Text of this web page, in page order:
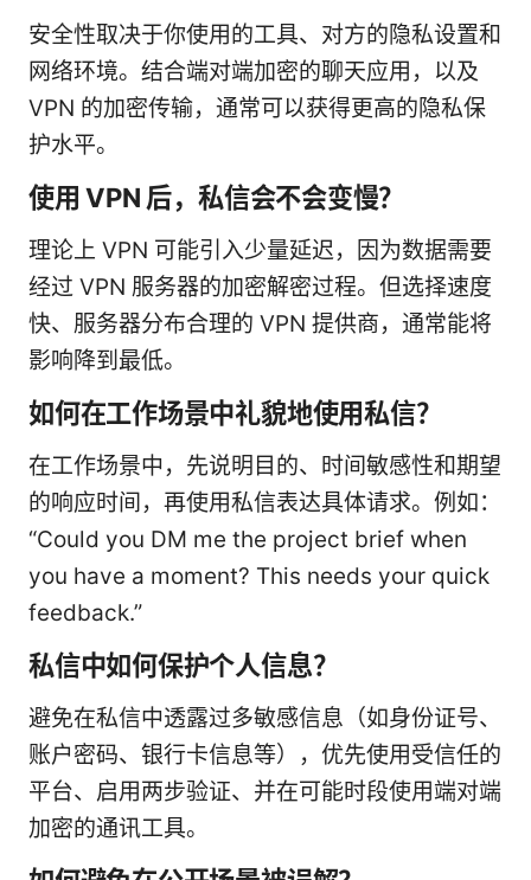
安全性取决于你使用的工具、对方的隐私设置和
网络环境。结合端对端加密的聊天应用，以及
VPN 的加密传输，通常可以获得更高的隐私保
护水平。
使用 VPN 后，私信会不会变慢？
理论上 VPN 可能引入少量延迟，因为数据需要
经过 VPN 服务器的加密解密过程。但选择速度
快、服务器分布合理的 VPN 提供商，通常能将
影响降到最低。
如何在工作场景中礼貌地使用私信？
在工作场景中，先说明目的、时间敏感性和期望
的响应时间，再使用私信表达具体请求。例如：
“Could you DM me the project brief when
you have a moment? This needs your quick
feedback.”
私信中如何保护个人信息？
避免在私信中透露过多敏感信息（如身份证号、
账户密码、银行卡信息等），优先使用受信任的
平台、启用两步验证、并在可能时段使用端对端
加密的通讯工具。